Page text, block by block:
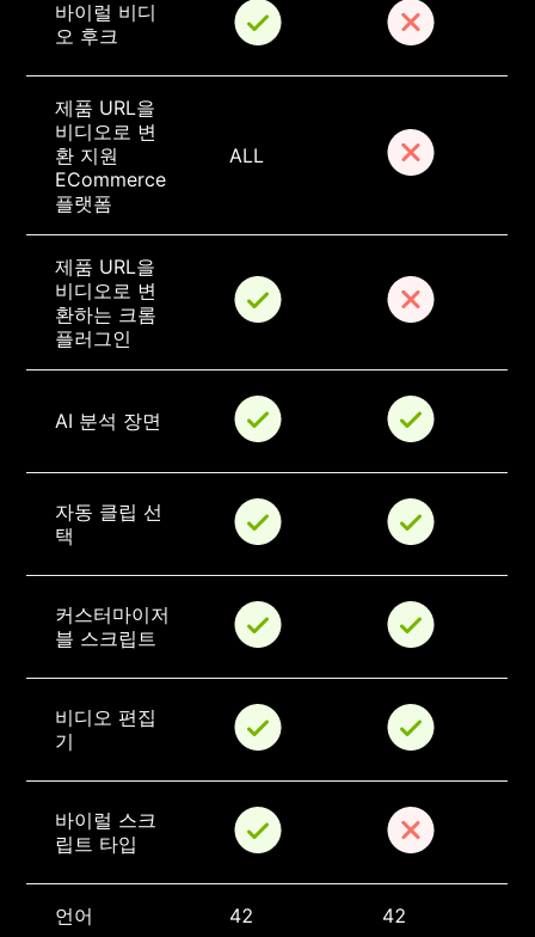
바이럴 비디
오 후크
제품 URL을
비디오로 변
환 지원
ECommerce
플랫폼
ALL
제품 URL을
비디오로 변
환하는 크롬
플러그인
AI 분석 장면
자동 클립 선
택
커스터마이저
블 스크립트
비디오 편집
기
바이럴 스크
립트 타입
언어 42 42